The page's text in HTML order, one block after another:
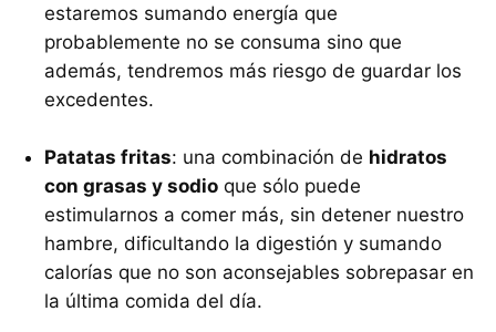
estaremos sumando energía que
probablemente no se consuma sino que
además, tendremos más riesgo de guardar los
excedentes.
Patatas fritas: una combinación de hidratos
con grasas y sodio que sólo puede
estimularnos a comer más, sin detener nuestro
hambre, dificultando la digestión y sumando
calorías que no son aconsejables sobrepasar en
la última comida del día.